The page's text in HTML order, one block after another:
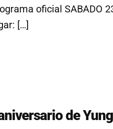
oficial SABADO
[…]
de